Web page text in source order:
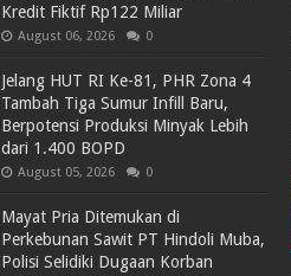
Kredit Fiktif Rp122 Miliar
August 06, 2026 0
Jelang HUT RI Ke-81, PHR Zona 4
Tambah Tiga Sumur Infill Baru,
Berpotensi Produksi Minyak Lebih
dari 1.400 BOPD
August 05, 2026 0
Mayat Pria Ditemukan di
Perkebunan Sawit PT Hindoli Muba,
Polisi Selidiki Dugaan Korban